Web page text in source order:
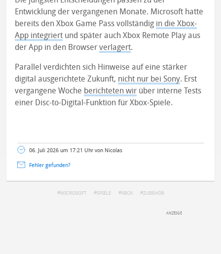
Entwicklung der vergangenen Monate. Microsoft hatte
bereits den Xbox Game Pass vollständig in die Xbox-
App integriert und später auch Xbox Remote Play aus
der App in den Browserverlagert.
Parallel verdichten sich Hinweise auf eine stärker
digital ausgerichtete Zukunft, nicht nur bei Sony. Erst
vergangene Woche berichteten wir über interne Tests
einer Disc-to-Digital-Funktion für Xbox-Spiele.
06. Juli 2026 um 17:21 Uhr von Nicolas
Fehler gefunden?
MICROSOFT SPIELE XBOX ZUBEHÖR